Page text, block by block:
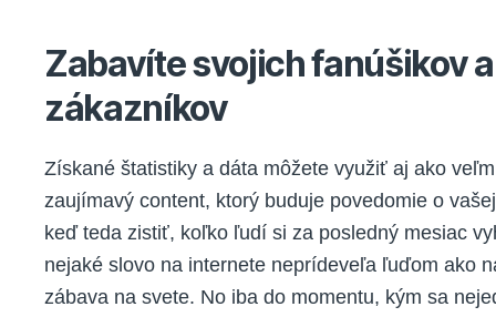
Zabavíte svojich fanúšikov a
zákazníkov
Získané štatistiky a dáta môžete využiť aj ako
zaujímavý content, ktorý buduje povedomie o
keď teda zistiť, koľko ľudí si za posledný mesiac
nejaké slovo na internete neprídeveľa ľuďom ako
zábava na svete. No iba do momentu, kým sa